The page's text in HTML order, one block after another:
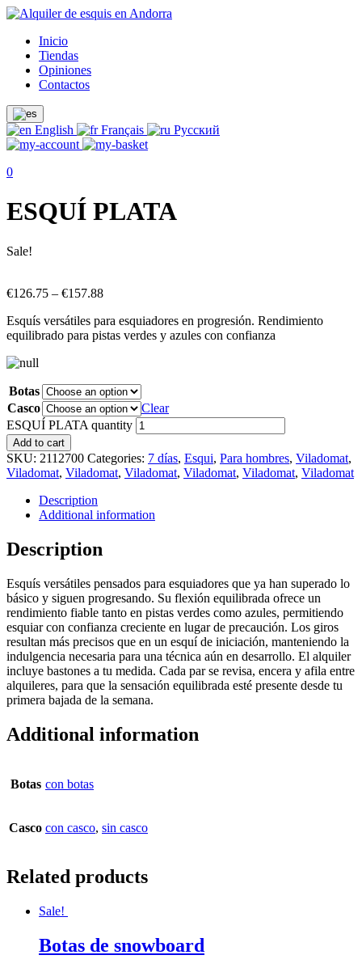
Inicio
Tiendas
Opiniones
Contactos
English Français Русский
0
ESQUÍ PLATA
Sale!
€126.75 – €157.88
Esquís versátiles para esquiadores en progresión. Rendimiento
equilibrado para pistas verdes y azules con confianza
Botas
Casco
Clear
ESQUÍ PLATA quantity
Add to cart
SKU: 2112700 Categories: 7 días, Esqui, Para hombres, Viladomat,
Viladomat, Viladomat, Viladomat, Viladomat, Viladomat, Viladomat
Description
Additional information
Description
Esquís versátiles pensados para esquiadores que ya han superado lo
básico y siguen progresando. Su flexión equilibrada ofrece un
rendimiento fiable tanto en pistas verdes como azules, permitiendo
esquiar con confianza creciente en lugar de precaución. Los giros
resultan más precisos que en un esquí de iniciación, manteniendo la
indulgencia necesaria para una técnica aún en desarrollo. El alquiler
incluye bastones a tu medida. Cada par se revisa, encera y afila entre
alquileres, para que la sensación equilibrada esté presente desde tu
primera bajada de la semana.
Additional information
Botas con botas
Casco con casco, sin casco
Related products
Sale!
Botas de snowboard